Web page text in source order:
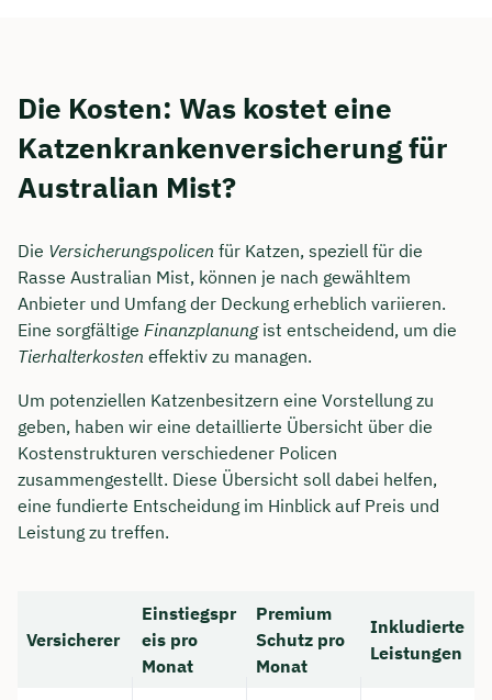
Die Kosten: Was kostet eine
Katzenkrankenversicherung für
Australian Mist?
Die Versicherungspolicen für Katzen, speziell für die
Rasse Australian Mist, können je nach gewähltem
Anbieter und Umfang der Deckung erheblich variieren.
Eine sorgfältige Finanzplanungist entscheidend, um die
Tierhalterkosten effektiv zu managen.
Um potenziellen Katzenbesitzern eine Vorstellung zu
geben, haben wir eine detaillierte Übersicht über die
Kostenstrukturen verschiedener Policen
zusammengestellt. Diese Übersicht soll dabei helfen,
eine fundierte Entscheidung im Hinblick auf Preis und
Leistung zu treffen.
Versicherer
Einstiegspr
eis pro
Monat
Premium
Schutz pro
Monat
Inkludierte
Leistungen